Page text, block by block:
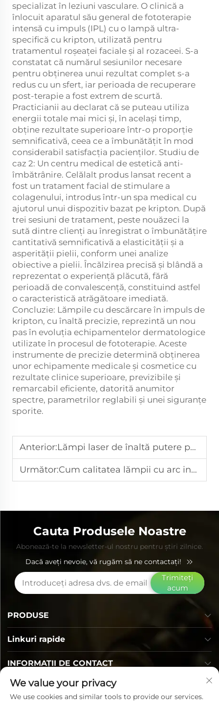
specializat în leziuni vasculare. O clinică a
înlocuit aparatul său general de fototerapie
intensă cu impuls (IPL) cu o lampă ultra-
specifică cu kripton, utilizată pentru
tratamentul roșeaței faciale și al rozaceei. S-a
constatat că numărul sesiunilor necesare
pentru obținerea unui rezultat complet s-a
redus cu un sfert, iar perioada de recuperare
post-terapie a fost extrem de scurtă.
Practicianii au declarat că se puteau utiliza
energii totale mai mici și, în același timp,
obține rezultate superioare într-o proporție
semnificativă, ceea ce a îmbunătățit în mod
considerabil satisfacția pacienților. Studiu de
caz 2: Un centru medical de estetică anti-
îmbătrânire. Celălalt produs lansat recent a
fost un tratament facial de stimulare a
colagenului, introdus într-un spa medical cu
ajutorul unui dispozitiv bazat pe kripton. După
trei sesiuni de tratament, peste nouăzeci la
sută dintre clienți au înregistrat o îmbunătățire
cantitativă semnificativă a elasticității și a
asperității pielii, conform unei analize
obiective a pielii. Încălzirea precisă și blândă a
reprezentat o experiență plăcută, fără
perioadă de convalescență, constituind astfel
o caracteristică atrăgătoare imediată.
Concluzie: Lămpile cu descărcare în impuls de
kripton, cu înaltă precizie, reprezintă un nou
pas în evoluția echipamentelor dermatologice
utilizate în procesul de fototerapie. Aceste
instrumente de precizie determină obținerea
unor echipamente medicale și cosmetice cu
rezultate clinice superioare, previzibile și
remarcabil eficiente, datorită anumitor
spectre, parametrilor reglabili și unei siguranțe
sporite.
Anterior:Lămpi laser de înaltă putere pentru echipamente estetice profesionale
Următor:Cum calitatea lămpii cu arc influențează eficacitatea tratamentelor IPL
Cauta Produsele Noastre
Abonează-te la newsletter-ul nostru pentru știri zilnice.
Dacă aveți nevoie, vă rugăm să ne contactați!
Trimiteți
acum
Linkuri rapide
PRODUSE
INFORMAȚII DE CONTACT
We value your privacy
We use cookies and similar tools to provide our services.